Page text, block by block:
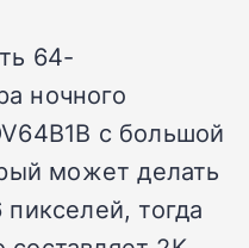
64-
ночного
с большой
может делать
тогда